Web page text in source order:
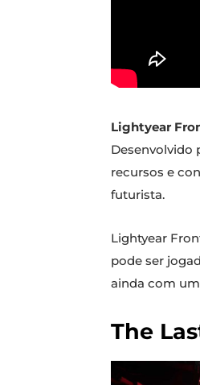
Lightyear
Desenvolvido
recursos e
futurista.
Lightyear
pode ser
ainda com
The